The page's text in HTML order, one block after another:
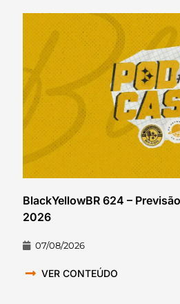
BlackYellowBR 624 –
2026
07/08/2026
VER CONTEÚDO